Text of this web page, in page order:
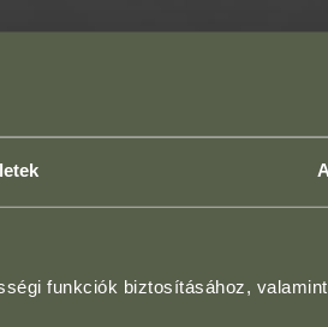
funkciók biztosításához,
kezelést minden esetben
megbeszéljük az
és összeállítjuk a